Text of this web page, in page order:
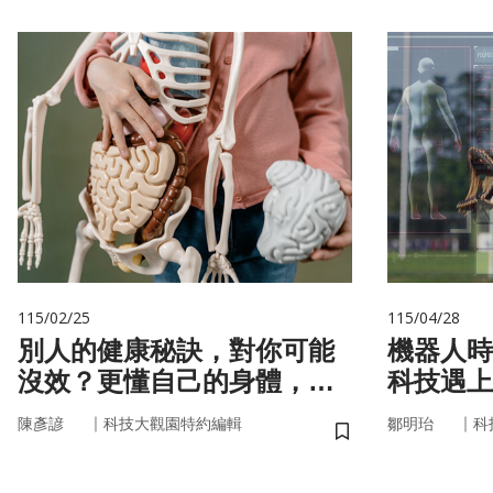
115/02/25
別人的健康秘訣，對你可能
沒效？更懂自己的身體，才
更能「精準健康」！
陳彥諺 ｜ 科技大觀園特約編輯
儲存書籤
115/04/28
機器人
科技遇
接手？
鄒明珆 ｜ 科